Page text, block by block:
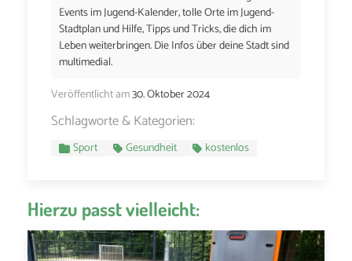
Events im Jugend-Kalender, tolle Orte im Jugend-
Stadtplan und Hilfe, Tipps und Tricks, die dich im
Leben weiterbringen. Die Infos über deine Stadt sind
multimedial.
Veröffentlicht am30. Oktober 2024
Schlagworte & Kategorien:
Sport Gesundheit kostenlos
Hierzu passt vielleicht: